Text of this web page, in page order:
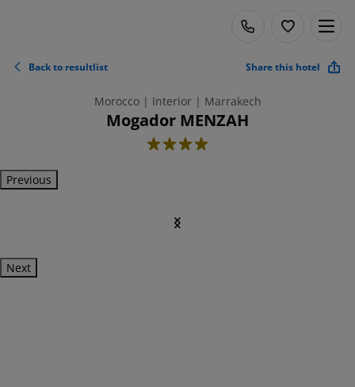
Back to resultlist Share this hotel
Morocco | Interior | Marrakech
Mogador MENZAH
4
Previous
Next